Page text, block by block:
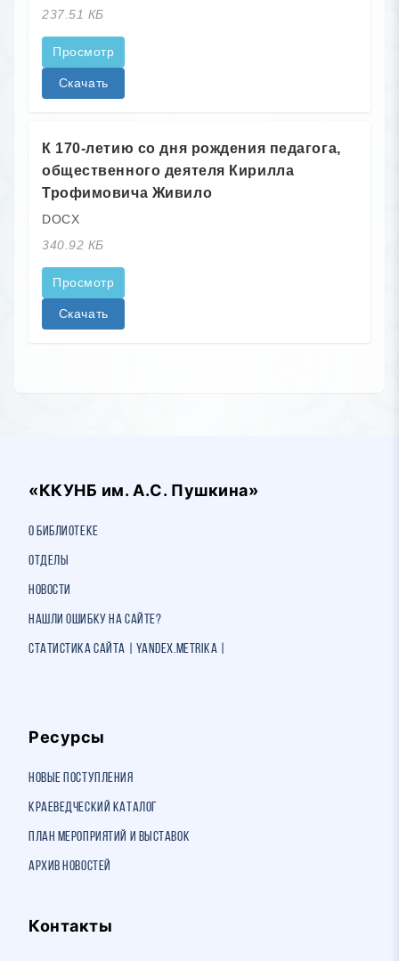
237.51 КБ
Просмотр
Скачать
К 170-летию со дня рождения педагога,
общественного деятеля Кирилла
Трофимовича Живило
DOCX
340.92 КБ
Просмотр
Скачать
«ККУНБ им. А.С. Пушкина»
О библиотеке
Отделы
Новости
Нашли ошибку на сайте?
Статистика сайта | Yandex.Metrika |
Ресурсы
Новые поступления
Краеведческий каталог
План мероприятий и выставок
Архив новостей
Контакты